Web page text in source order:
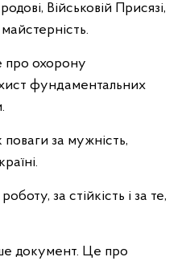
Військовій Присязі,
про охорону
фундаментальних
за мужність,
за стійкість і за те,
документ. Це про